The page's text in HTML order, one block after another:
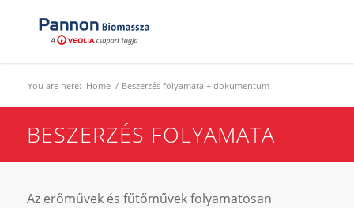
You are here: Home / Beszerzés folyamata + dokumentum
BESZERZÉS FOLYAMATA
Az erőművek és fűtőművek folyamatosan